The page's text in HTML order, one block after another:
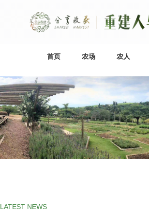
首页 农场 农人
LATEST NEWS